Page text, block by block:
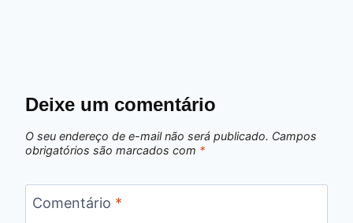
Deixe um comentário
O seu endereço de e-mail não será publicado. Campos
obrigatórios são marcados com *
Comentário *